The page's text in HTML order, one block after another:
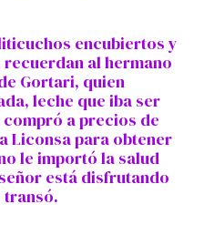
encubiertos y
al hermano
Gortari, quien
leche que iba ser
a precios de
Liconsa para obtener
le importó la salud
está disfrutando
transó.